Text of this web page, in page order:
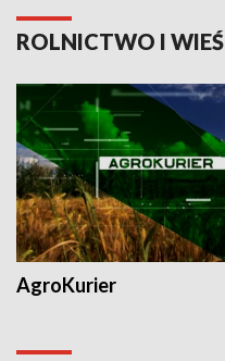
ROLNICTWO I WIEŚ
AgroKurier